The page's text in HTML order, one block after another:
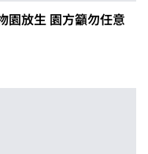
放生 園方籲勿任意